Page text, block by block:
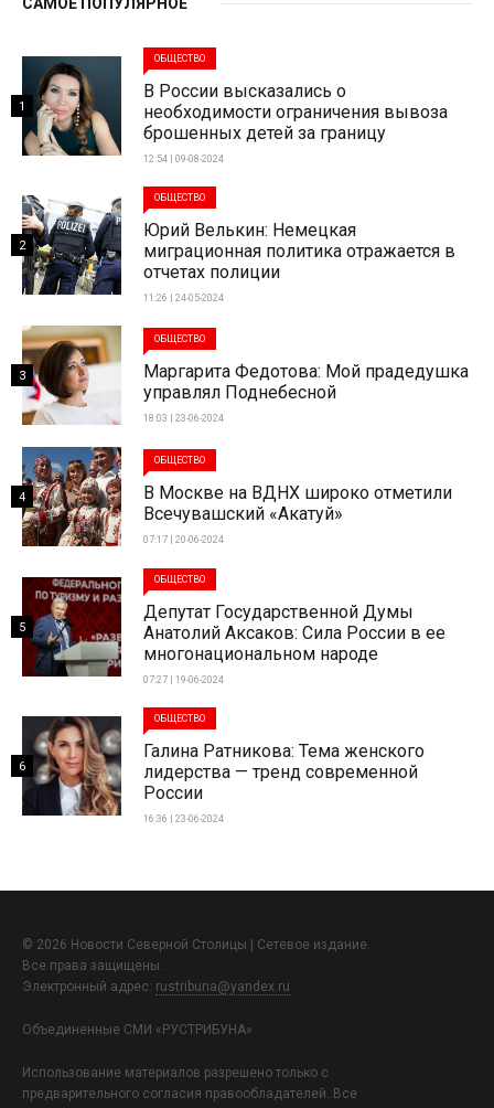
ОБЩЕСТВО
В России высказались о
необходимости ограничения вывоза
брошенных детей за границу
12:54 | 09-08-2024
1
ОБЩЕСТВО
Юрий Велькин: Немецкая
миграционная политика отражается в
отчетах полиции
11:26 | 24-05-2024
2
ОБЩЕСТВО
Маргарита Федотова: Мой прадедушка
управлял Поднебесной
18:03 | 23-06-2024
3
ОБЩЕСТВО
В Москве на ВДНХ широко отметили
Всечувашский «Акатуй»
07:17 | 20-06-2024
4
ОБЩЕСТВО
Депутат Государственной Думы
Анатолий Аксаков: Сила России в ее
многонациональном народе
07:27 | 19-06-2024
5
ОБЩЕСТВО
Галина Ратникова: Тема женского
лидерства — тренд современной
России
16:36 | 23-06-2024
6
© 2026 Новости Северной Столицы | Сетевое издание.
Все права защищены.
Электронный адрес: rustribuna@yandex.ru
Объединенные СМИ «РУСТРИБУНА»
Использование материалов разрешено только с
предварительного согласия правообладателей. Все